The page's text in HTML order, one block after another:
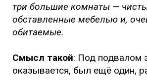
три большие комнаты —
обставленные мебелью и,
обитаемые.
Смысл такой: Под подвалом
оказывается, был ещё один,